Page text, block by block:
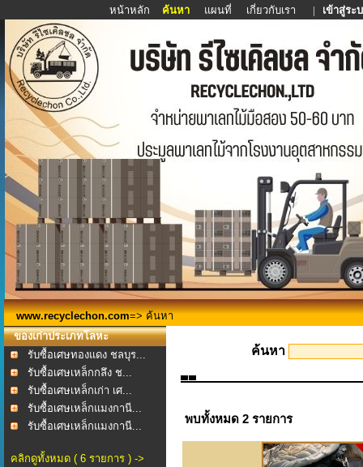
หน้าหลัก ค้นหา แผนที่ เกี่ยวกับเรา | เข้าสู่ระ
www.recyclechon.com=> ค้นหา
ของเก่าประเภทโลหะ
รับซื้อเศษทองแดง ชลบุร...
รับซื้อเศษเหล็กกลึง ช...
รับซื้อเศษเหล็กเก่า เศ...
รับซื้อเศษเหล็กแมงกานี...
รับซื้อเศษเหล็กแมงกานี...
คลิกดูทั้งหมด ( 6 รายการ ) ->
ค้นหา
พบทั้งหมด 2 รายการ